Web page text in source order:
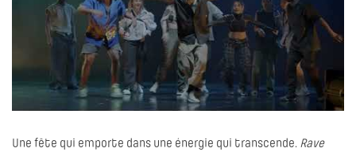
Une fête qui emporte dans une énergie qui transcende. Rave